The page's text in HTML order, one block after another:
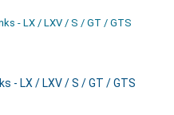
- LX / LXV / S / GT / GTS